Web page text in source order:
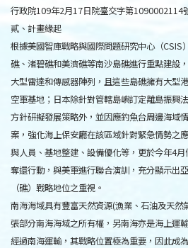
行政院109年2月17日院臺交字第1090002114
貳、計畫緣起
根據美國智庫戰略與國際問題研究中心（CSIS
礁、渚碧礁和美濟礁等南沙島礁進行重點建設
大型雷達和傳感器陣列，且這些島礁擁有大型
空軍基地；日本除針對管轄島嶼訂定離島振興
方針研擬發展策略外，並因應釣魚台周邊海域
案，強化海上保安廳在該區域針對緊急情勢之
與人員、基地整建、設備優化等，更於今年4
奪還行動，與美軍進行聯合演訓，充分顯示出
（礁）戰略地位之重視。
南海海域具有豐富天然資源(漁業、石油及天然
張部分南海海域之所有權，另南海亦是海上運
經過南海運輸，其戰略位置極為重要，因此成